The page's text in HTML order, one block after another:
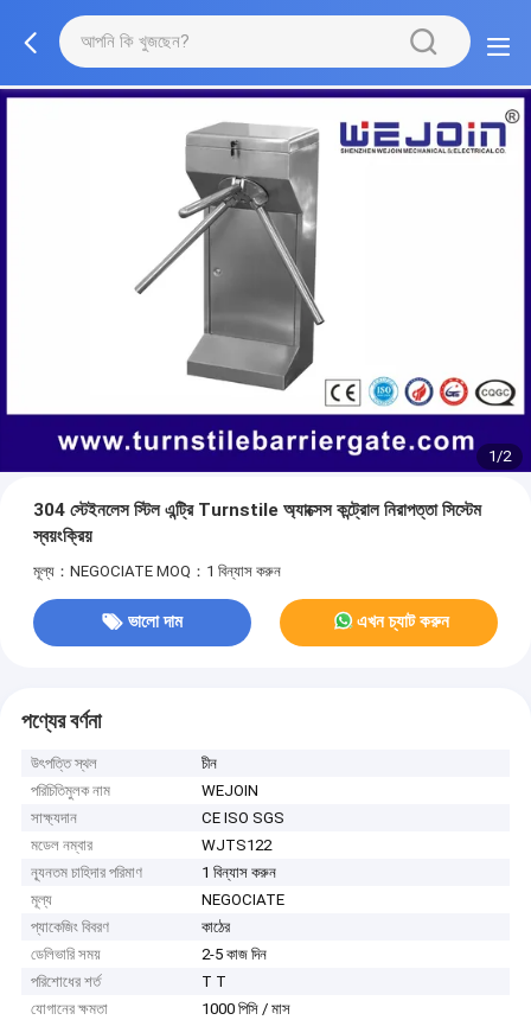
1/2
304 স্টেইনলেস স্টিল এন্ট্রি Turnstile অ্যাক্সেস কন্ট্রোল নিরাপত্তা সিস্টেম
স্বয়ংক্রিয়
মূল্য：NEGOCIATE MOQ：1 বিন্যাস করুন
ভালো দাম এখন চ্যাট করুন
পণ্যের বর্ণনা
উৎপত্তি স্থল
চীন
পরিচিতিমুলক নাম
WEJOIN
সাক্ষ্যদান
CE ISO SGS
মডেল নম্বার
WJTS122
ন্যূনতম চাহিদার পরিমাণ
1 বিন্যাস করুন
মূল্য
NEGOCIATE
প্যাকেজিং বিবরণ
কাঠের
ডেলিভারি সময়
2-5 কাজ দিন
পরিশোধের শর্ত
T T
যোগানের ক্ষমতা
1000 পিসি / মাস